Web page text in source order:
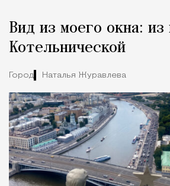
Вид из моего окна:
Котельнической
Город Наталья Журавлева